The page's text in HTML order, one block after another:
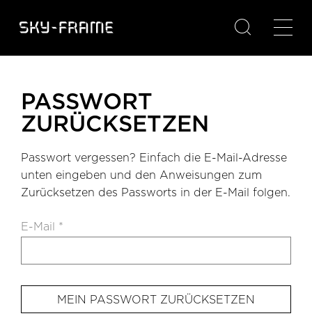

PASSWORT
ZURÜCKSETZEN
Passwort vergessen? Einfach die E-Mail-Adresse
unten eingeben und den Anweisungen zum
Zurücksetzen des Passworts in der E-Mail folgen.
E-Mail *
MEIN PASSWORT ZURÜCKSETZEN